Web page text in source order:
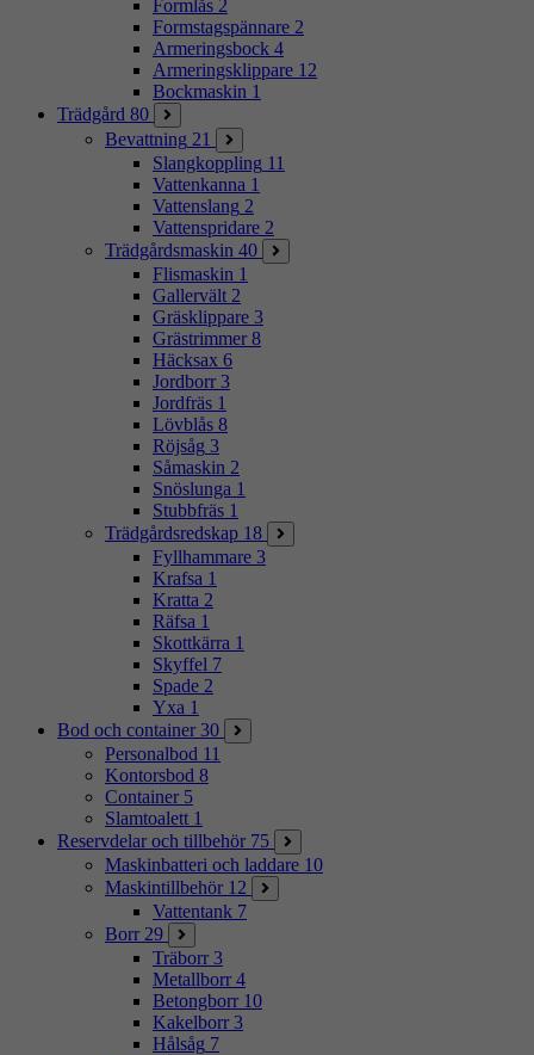
Formlås 2
Formstagspännare 2
Armeringsbock 4
Armeringsklippare 12
Bockmaskin 1
Trädgård 80
Bevattning 21
Slangkoppling 11
Vattenkanna 1
Vattenslang 2
Vattenspridare 2
Trädgårdsmaskin 40
Flismaskin 1
Gallervält 2
Gräsklippare 3
Grästrimmer 8
Häcksax 6
Jordborr 3
Jordfräs 1
Lövblås 8
Röjsåg 3
Såmaskin 2
Snöslunga 1
Stubbfräs 1
Trädgårdsredskap 18
Fyllhammare 3
Krafsa 1
Kratta 2
Räfsa 1
Skottkärra 1
Skyffel 7
Spade 2
Yxa 1
Bod och container 30
Personalbod 11
Kontorsbod 8
Container 5
Slamtoalett 1
Reservdelar och tillbehör 75
Maskinbatteri och laddare 10
Maskintillbehör 12
Vattentank 7
Borr 29
Träborr 3
Metallborr 4
Betongborr 10
Kakelborr 3
Hålsåg 7